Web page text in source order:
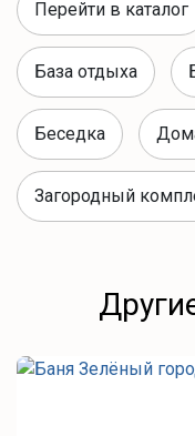
Перейти в каталог
База отдыха
Беседка
Загородный